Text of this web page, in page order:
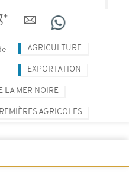
AGRICULTURE
EXPORTATION
LA MER NOIRE
AGRICOLES